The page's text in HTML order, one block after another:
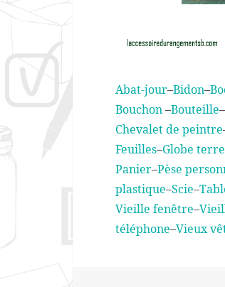
Abat-jour–Bidon–
Bouchon–Bouteille–
Chevalet de peintre
Feuilles–Globe
Panier–Pèse
plastique–Scie–
Vieille fenêtre–
téléphone–Vieux